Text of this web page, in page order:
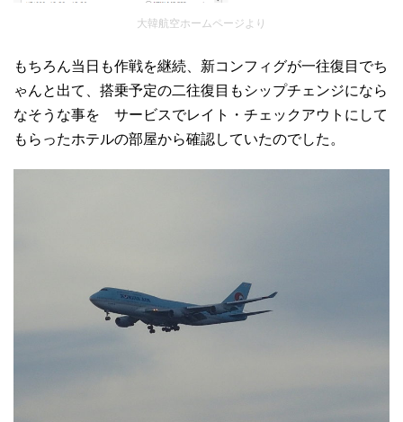
大韓航空ホームページより
もちろん当日も作戦を継続、新コンフィグが一往復目でち
ゃんと出て、搭乗予定の二往復目もシップチェンジになら
なそうな事を サービスでレイト・チェックアウトにして
もらったホテルの部屋から確認していたのでした。